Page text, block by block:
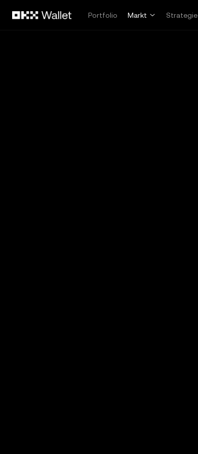
Portfolio
Markt Strategie